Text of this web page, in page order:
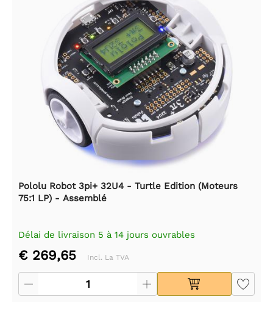
Pololu Robot 3pi+ 32U4 - Turtle Edition (Moteurs
75:1 LP) - Assemblé
Délai de livraison 5 à 14 jours ouvrables
€ 269,65 Incl. La TVA